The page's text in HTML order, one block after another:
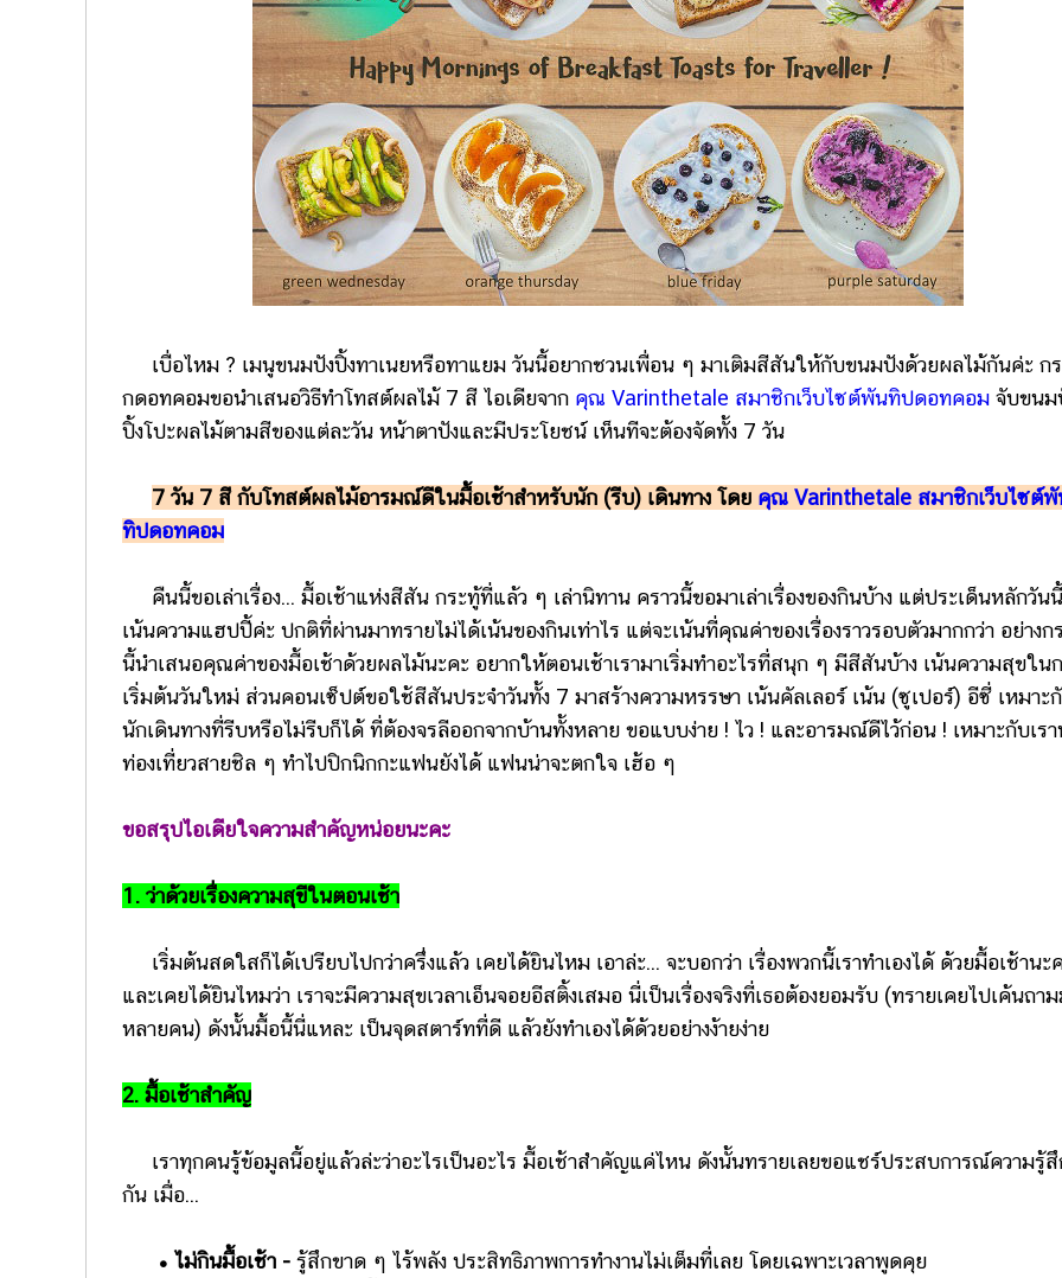
เบื่อไหม ? เมนูขนมปังปิ้งทาเนยหรือทาแยม วันนี้อยากชวนเพื่อน ๆ มาเติมสีสันให้กับขนมปังด้วยผลไม้กันค่ะ ก
กดอทคอมขอนำเสนอวิธีทำโทสต์ผลไม้ 7 สี ไอเดียจาก คุณ Varinthetale สมาชิกเว็บไซต์พันทิปดอทคอม จับขนม
ปิ้งโปะผลไม้ตามสีของแต่ละวัน หน้าตาปังและมีประโยชน์ เห็นทีจะต้องจัดทั้ง 7 วัน
7 วัน 7 สี กับโทสต์ผลไม้อารมณ์ดีในมื้อเช้าสำหรับนัก (รีบ) เดินทาง โดย คุณ Varinthetale สมาชิกเว็บไซต์
ทิปดอทคอม
คืนนี้ขอเล่าเรื่อง... มื้อเช้าแห่งสีสัน กระทู้ที่แล้ว ๆ เล่านิทาน คราวนี้ขอมาเล่าเรื่องของกินบ้าง แต่ประเด็นหลักวันนี้
เน้นความแฮปปี้ค่ะ ปกติที่ผ่านมาทรายไม่ได้เน้นของกินเท่าไร แต่จะเน้นที่คุณค่าของเรื่องราวรอบตัวมากกว่า อย่างก
นี้นำเสนอคุณค่าของมื้อเช้าด้วยผลไม้นะคะ อยากให้ตอนเช้าเรามาเริ่มทำอะไรที่สนุก ๆ มีสีสันบ้าง เน้นความสุขใน
เริ่มต้นวันใหม่ ส่วนคอนเซ็ปต์ขอใช้สีสันประจำวันทั้ง 7 มาสร้างความหรรษา เน้นคัลเลอร์ เน้น (ซูเปอร์) อีซี่ เหมาะ
นักเดินทางที่รีบหรือไม่รีบก็ได้ ที่ต้องจรลีออกจากบ้านทั้งหลาย ขอแบบง่าย ! ไว ! และอารมณ์ดีไว้ก่อน ! เหมาะกับเร
ท่องเที่ยวสายชิล ๆ ทำไปปิกนิกกะแฟนยังได้ แฟนน่าจะตกใจ เฮ้อ ๆ
ขอสรุปไอเดียใจความสำคัญหน่อยนะคะ
1. ว่าด้วยเรื่องความสุขีในตอนเช้า
เริ่มต้นสดใสก็ได้เปรียบไปกว่าครึ่งแล้ว เคยได้ยินไหม เอาล่ะ... จะบอกว่า เรื่องพวกนี้เราทำเองได้ ด้วยมื้อเช้านะ
และเคยได้ยินไหมว่า เราจะมีความสุขเวลาเอ็นจอยอีสติ้งเสมอ นี่เป็นเรื่องจริงที่เธอต้องยอมรับ (ทรายเคยไปเค้นถา
หลายคน) ดังนั้นมื้อนี้นี่แหละ เป็นจุดสตาร์ทที่ดี แล้วยังทำเองได้ด้วยอย่างง้ายง่าย
2. มื้อเช้าสำคัญ
เราทุกคนรู้ข้อมูลนี้อยู่แล้วล่ะว่าอะไรเป็นอะไร มื้อเช้าสำคัญแค่ไหน ดังนั้นทรายเลยขอแชร์ประสบการณ์ความรู้สึ
กัน เมื่อ...
• ไม่กินมื้อเช้า - รู้สึกขาด ๆ ไร้พลัง ประสิทธิภาพการทำงานไม่เต็มที่เลย โดยเฉพาะเวลาพูดคุย